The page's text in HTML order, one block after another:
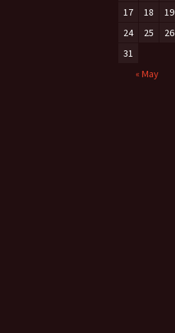
17
18 19
24
25 26
31
« May